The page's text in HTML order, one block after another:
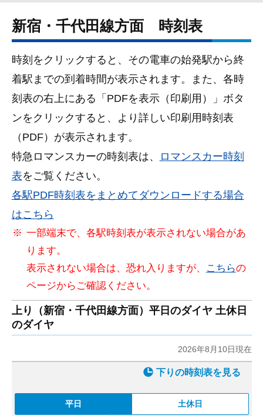
新宿・千代田線方面 時刻表
時刻をクリックすると、その電車の始発駅から終
着駅までの到着時間が表示されます。また、各時
刻表の右上にある「PDFを表⽰（印刷⽤）」ボタ
ンをクリックすると、より詳しい印刷用時刻表
（PDF）が表示されます。
特急ロマンスカーの時刻表は、
ロマンスカー時刻
表をご覧ください。
各駅PDF時刻表をまとめてダウンロードする場合
はこちら
一部端末で、各駅時刻表が表示されない場合があ
ります。
表示されない場合は、恐れ入りますが、
こちらの
ページからご確認ください。